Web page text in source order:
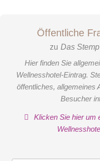
Öffentliche
zu Das
Hier finden Sie
Wellnesshotel-Eintrag.
öffentliches, allgemeines
Besucher
Klicken Sie hier um